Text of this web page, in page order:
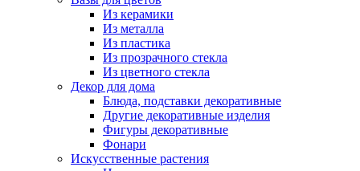
Из керамики
Из металла
Из пластика
Из прозрачного стекла
Из цветного стекла
Декор для дома
Блюда, подставки декоративные
Другие декоративные изделия
Фигуры декоративные
Фонари
Искусственные растения